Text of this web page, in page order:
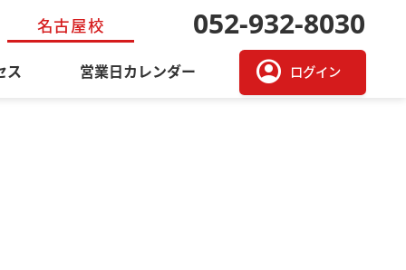
名古屋校 052-932-8030
ス 営業日カレンダー account_circle ログイン